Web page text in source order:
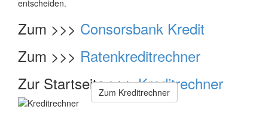
entscheiden.
Zum >>> Consorsbank Kredit
Zum >>> Ratenkreditrechner
Zur Startseite >>>Kreditrechner
Zum Kreditrechner